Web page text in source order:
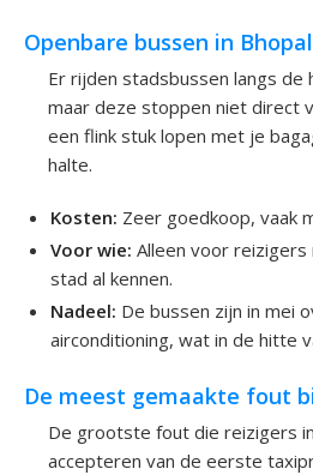
Openbare bussen in Bhopal
Er rijden stadsbussen langs
maar deze stoppen niet direct
een flink stuk lopen met je
halte.
Kosten: Zeer goedkoop, vaak
Voor wie: Alleen voor
stad al kennen.
Nadeel: De bussen zijn in mei
airconditioning, wat in de hitte
De meest gemaakte fout
De grootste fout die reizigers
accepteren van de eerste